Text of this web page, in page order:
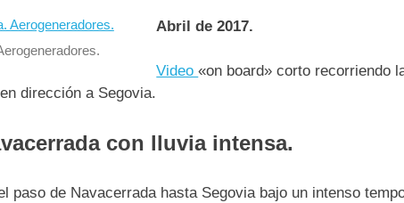
Abril de 2017.
Video«on board» corto recorriendo
dirección a Segovia.
con lluvia intensa.
paso de Navacerrada hasta Segovia bajo un intenso